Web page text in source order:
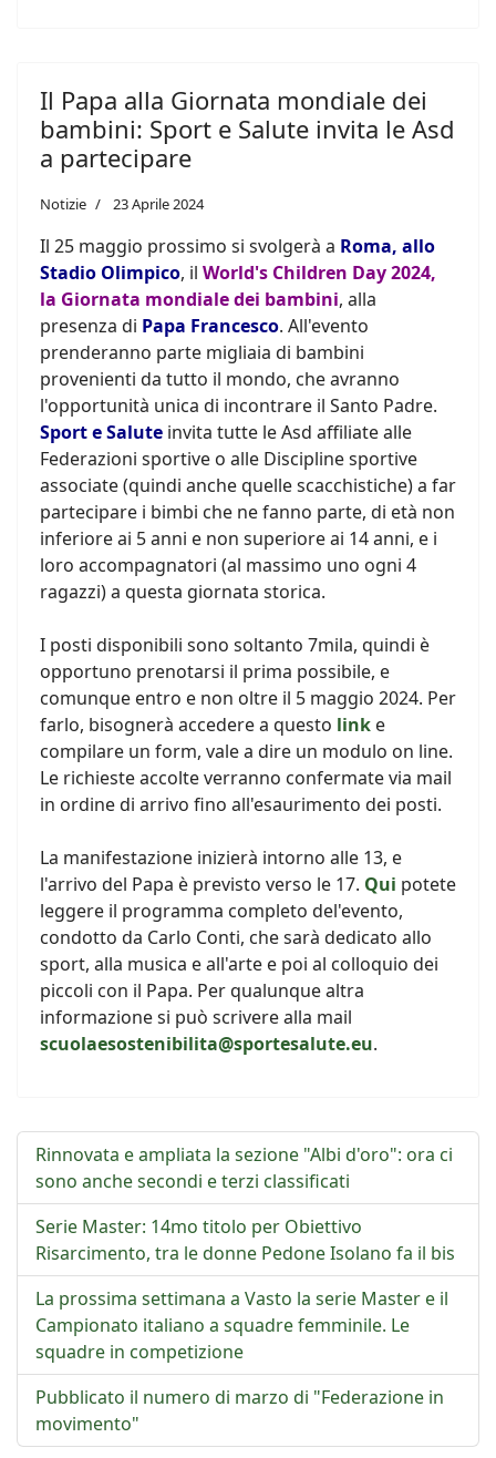
Il Papa alla Giornata mondiale dei
bambini: Sport e Salute invita le Asd
a partecipare
Notizie 23 Aprile 2024
Il 25 maggio prossimo si svolgerà a Roma, allo
Stadio Olimpico, il World's Children Day 2024,
la Giornata mondiale dei bambini, alla
presenza di Papa Francesco. All'evento
prenderanno parte migliaia di bambini
provenienti da tutto il mondo, che avranno
l'opportunità unica di incontrare il Santo Padre.
Sport e Salute invita tutte le Asd affiliate alle
Federazioni sportive o alle Discipline sportive
associate (quindi anche quelle scacchistiche) a far
partecipare i bimbi che ne fanno parte, di età non
inferiore ai 5 anni e non superiore ai 14 anni, e i
loro accompagnatori (al massimo uno ogni 4
ragazzi) a questa giornata storica.
I posti disponibili sono soltanto 7mila, quindi è
opportuno prenotarsi il prima possibile, e
comunque entro e non oltre il 5 maggio 2024. Per
farlo, bisognerà accedere a questo link e
compilare un form, vale a dire un modulo on line.
Le richieste accolte verranno confermate via mail
in ordine di arrivo fino all'esaurimento dei posti.
La manifestazione inizierà intorno alle 13, e
l'arrivo del Papa è previsto verso le 17. Qui potete
leggere il programma completo del'evento,
condotto da Carlo Conti, che sarà dedicato allo
sport, alla musica e all'arte e poi al colloquio dei
piccoli con il Papa. Per qualunque altra
informazione si può scrivere alla mail
scuolaesostenibilita@sportesalute.eu.
Rinnovata e ampliata la sezione "Albi d'oro": ora ci
sono anche secondi e terzi classificati
Serie Master: 14mo titolo per Obiettivo
Risarcimento, tra le donne Pedone Isolano fa il bis
La prossima settimana a Vasto la serie Master e il
Campionato italiano a squadre femminile. Le
squadre in competizione
Pubblicato il numero di marzo di "Federazione in
movimento"